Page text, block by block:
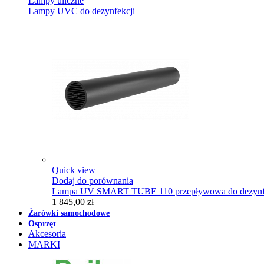
Lampy UVC do dezynfekcji
Quick view
Dodaj do porównania
Lampa UV SMART TUBE 110 przepływowa do
1 845,00 zł
Żarówki samochodowe
Osprzęt
Akcesoria
MARKI